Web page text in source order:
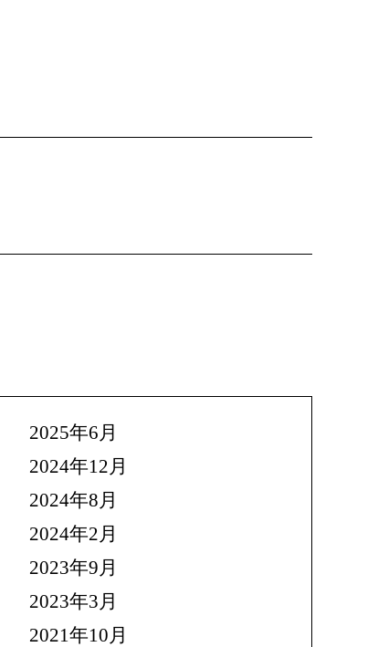
2025年6月
2024年12月
2024年8月
2024年2月
2023年9月
2023年3月
2021年10月